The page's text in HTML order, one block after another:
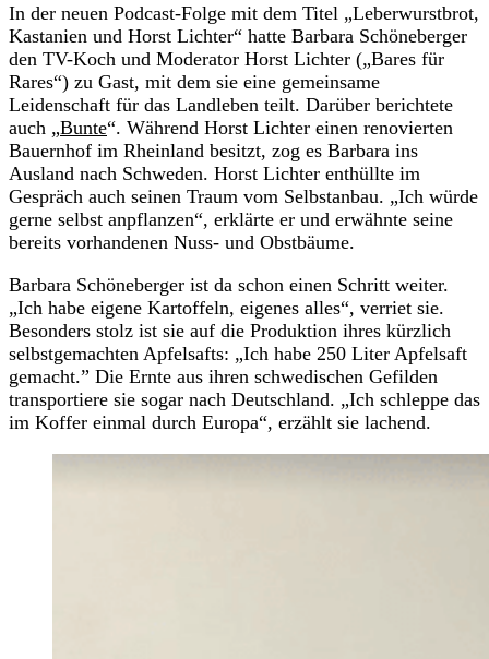
In der neuen Podcast-Folge mit dem Titel „Leberwurstbrot,
Kastanien und Horst Lichter“ hatte Barbara Schöneberger
den TV-Koch und Moderator Horst Lichter („Bares für
Rares“) zu Gast, mit dem sie eine gemeinsame
Leidenschaft für das Landleben teilt. Darüber berichtete
auch „Bunte“. Während Horst Lichter einen renovierten
Bauernhof im Rheinland besitzt, zog es Barbara ins
Ausland nach Schweden. Horst Lichter enthüllte im
Gespräch auch seinen Traum vom Selbstanbau. „Ich würde
gerne selbst anpflanzen“, erklärte er und erwähnte seine
bereits vorhandenen Nuss- und Obstbäume.
Barbara Schöneberger ist da schon einen Schritt weiter.
„Ich habe eigene Kartoffeln, eigenes alles“, verriet sie.
Besonders stolz ist sie auf die Produktion ihres kürzlich
selbstgemachten Apfelsafts: „Ich habe 250 Liter Apfelsaft
gemacht.” Die Ernte aus ihren schwedischen Gefilden
transportiere sie sogar nach Deutschland. „Ich schleppe das
im Koffer einmal durch Europa“, erzählt sie lachend.